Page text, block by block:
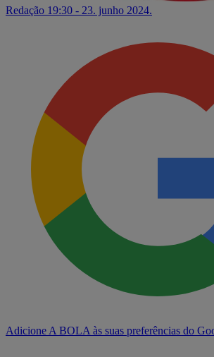
Redação 19:30 - 23. junho 2024.
Adicione A BOLA às suas preferências do